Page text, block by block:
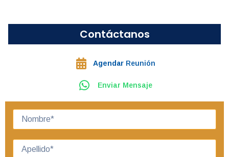
Contáctanos
Agendar Reunión
Enviar Mensaje